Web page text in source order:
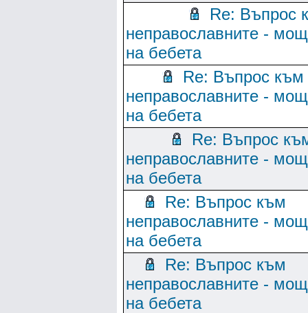
Re: Въпрос
неправославните -
на бебета
Re: Въпрос към
неправославните -
на бебета
Re: Въпрос
неправославните -
на бебета
Re: Въпрос към
неправославните -
на бебета
Re: Въпрос към
неправославните -
на бебета